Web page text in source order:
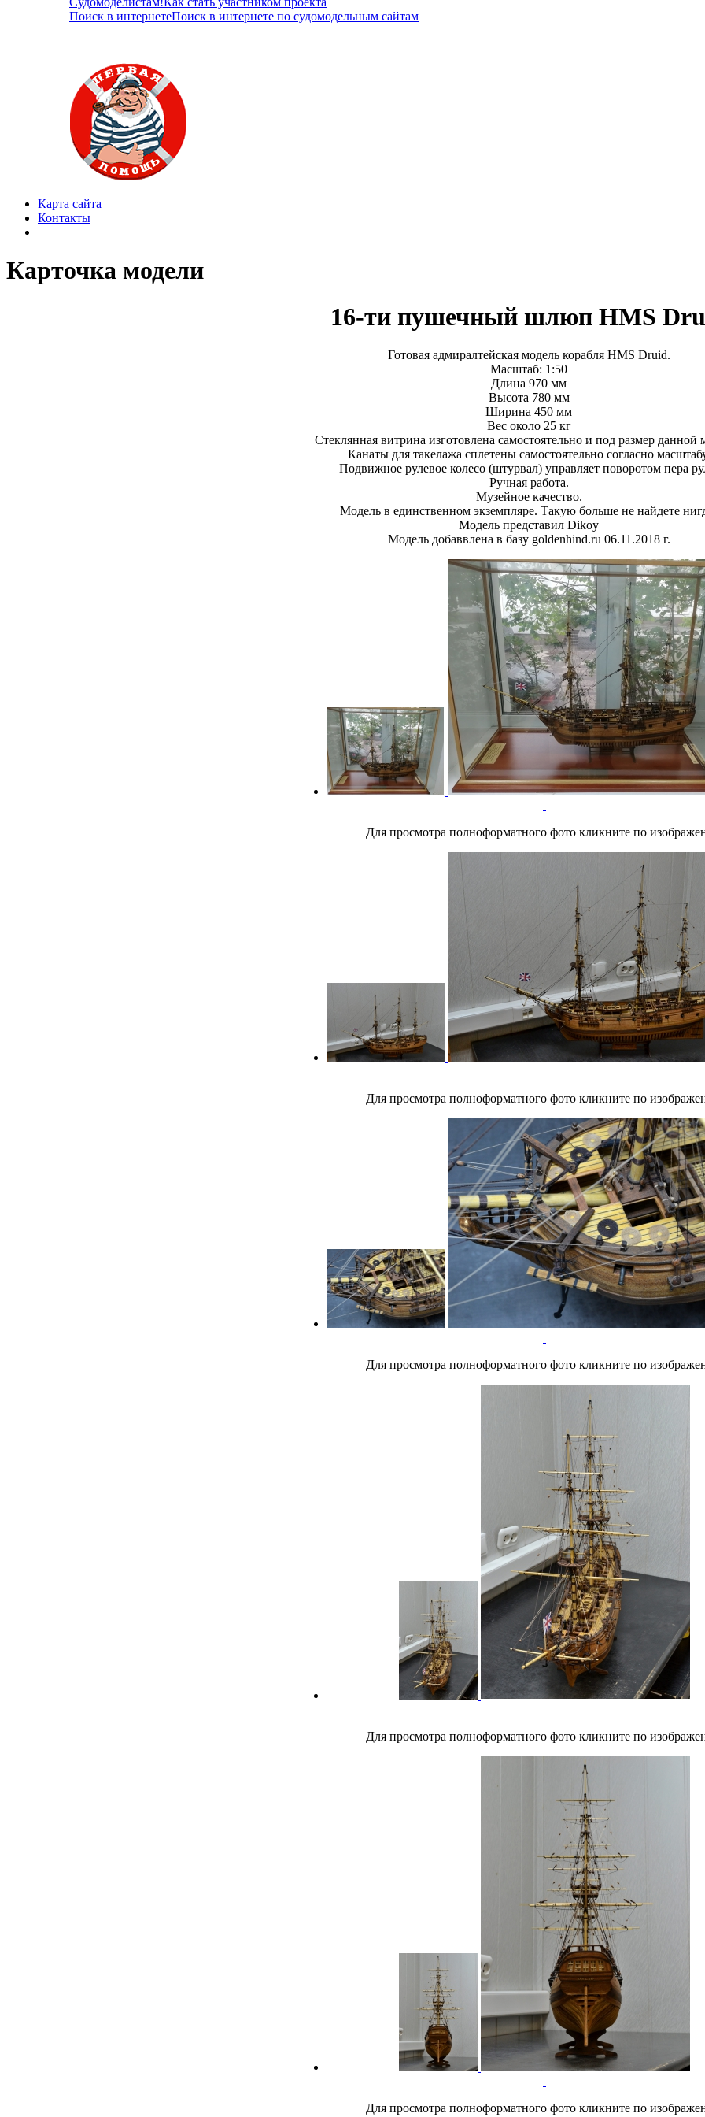
Поиск в интернетеПоиск в интернете по судомодельным сайтам
Карта сайта
Контакты
Карточка модели
16-ти пушечный шлюп HMS
Готовая адмиралтейская модель корабля HMS Druid.
Масштаб: 1:50
Длина 970 мм
Высота 780 мм
Ширина 450 мм
Вес около 25 кг
Стеклянная витрина изготовлена самостоятельно и под размер данной
Канаты для такелажа сплетены самостоятельно согласно
Подвижное рулевое колесо (штурвал) управляет поворотом пера
Ручная работа.
Музейное качество.
Модель в единственном экземпляре. Такую больше не найдете
Модель представил Dikoy
Модель добаввлена в базу goldenhind.ru 06.11.2018 г.
Для просмотра полноформатного фото кликните по
Для просмотра полноформатного фото кликните по
Для просмотра полноформатного фото кликните по
Для просмотра полноформатного фото кликните по
Для просмотра полноформатного фото кликните по